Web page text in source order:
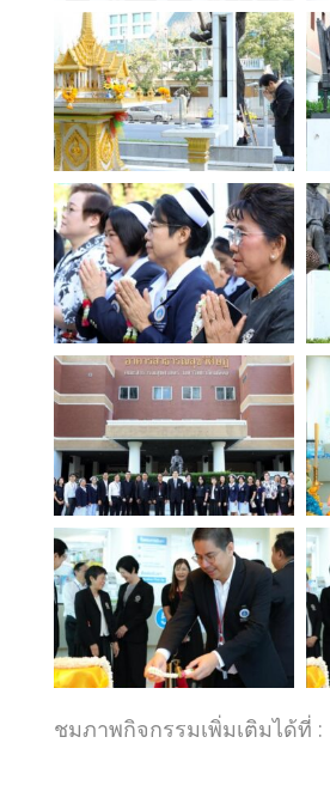
ชมภาพกิจกรรมเพิ่มเติมได้ที่ :